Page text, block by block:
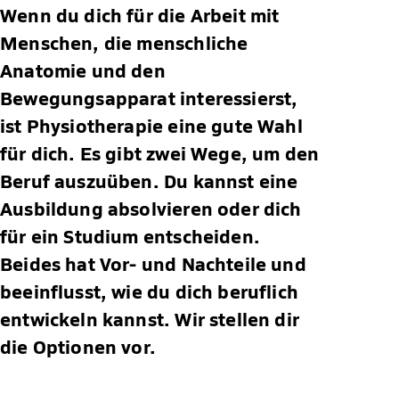
Wenn du dich für die Arbeit mit
Menschen, die menschliche
Anatomie und den
Bewegungsapparat interessierst,
ist Physiotherapie eine gute Wahl
für dich. Es gibt zwei Wege, um den
Beruf auszuüben. Du kannst eine
Ausbildung absolvieren oder dich
für ein Studium entscheiden.
Beides hat Vor- und Nachteile und
beeinflusst, wie du dich beruflich
entwickeln kannst. Wir stellen dir
die Optionen vor.